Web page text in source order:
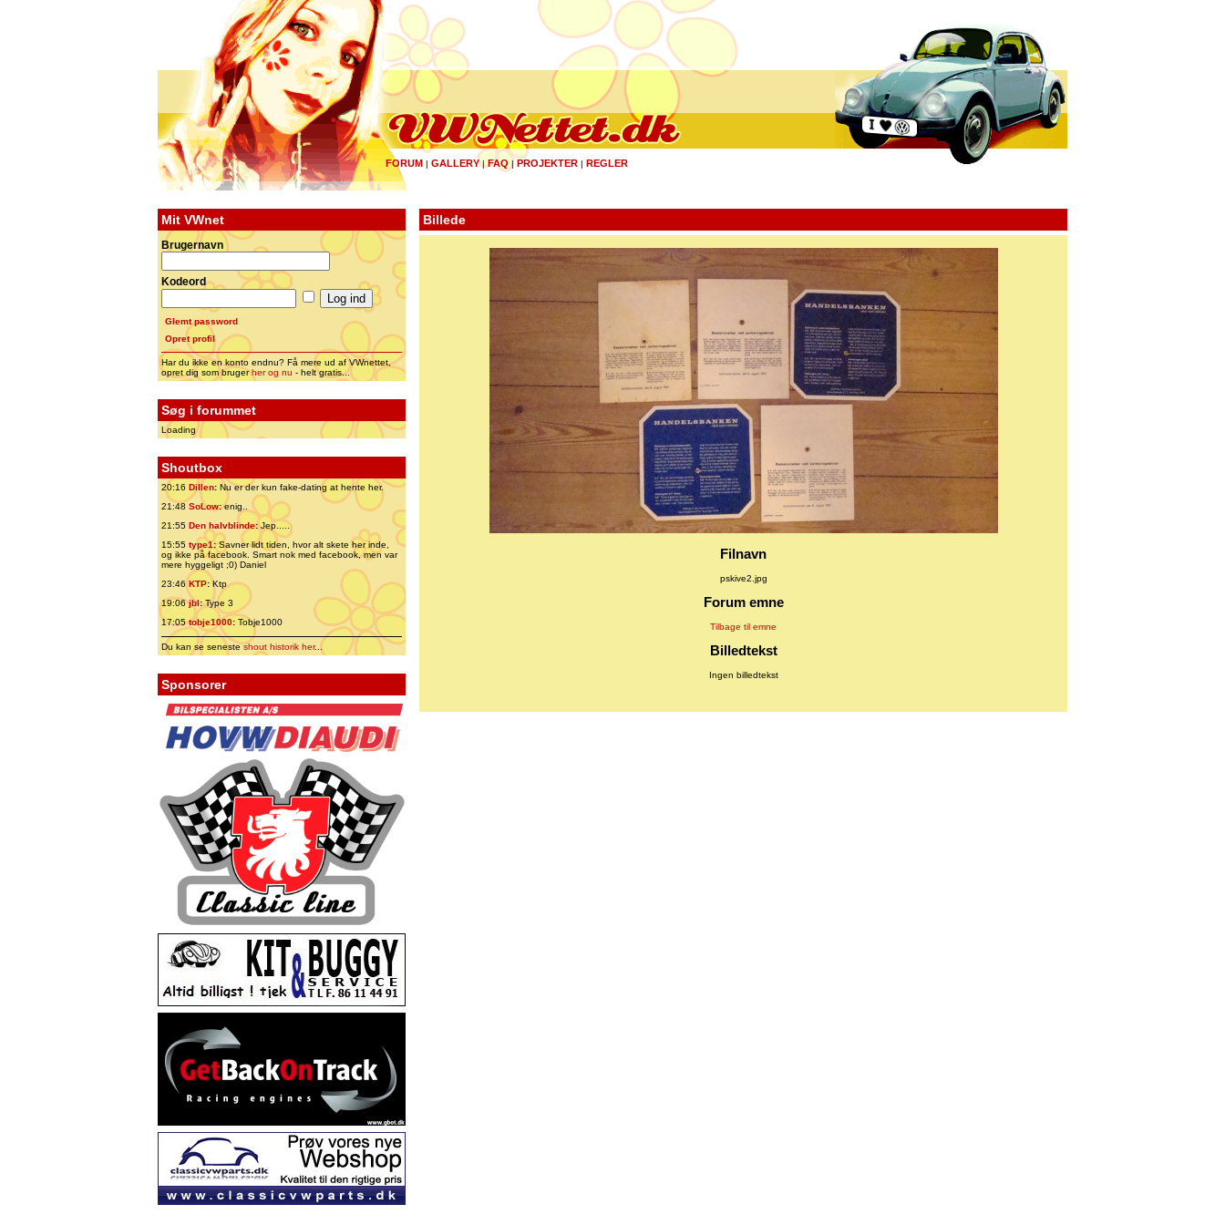
FORUM | GALLERY|FAQ | PROJEKTER | REGLER
Mit VWnet
Brugernavn
Kodeord
Glemt password
Opret profil
Har du ikke en konto endnu? Få mere ud af VWnettet,
opret dig som brugerher og nu - helt gratis...
Søg i forummet
Loading
Shoutbox
20:16 Dillen: Nu er der kun fake-dating at hente her.
21:48 SoLow:enig..
21:55 Den halvblinde:Jep.....
15:55 type1:Savner lidt tiden, hvor alt skete her inde,
og ikke på facebook. Smart nok med facebook, men var
mere hyggeligt ;0) Daniel
23:46 KTP:Ktp
19:06jbl:Type 3
17:05tobje1000: Tobje1000
Du kan se senesteshout historik her...
Sponsorer
Billede
Filnavn
pskive2.jpg
Forum emne
Tilbage til emne
Billedtekst
Ingen billedtekst